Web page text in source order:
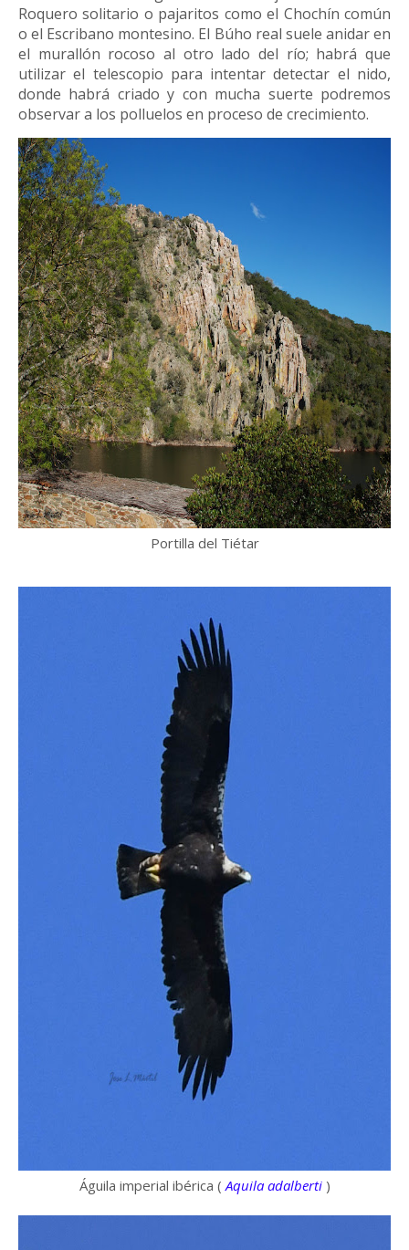
Roquero solitario o pajaritos como el Chochín común
o el Escribano montesino. El Búho real suele anidar en
el murallón rocoso al otro lado del río; habrá que
utilizar el telescopio para intentar detectar el nido,
donde habrá criado y con mucha suerte podremos
observar a los polluelos en proceso de crecimiento.
Portilla del Tiétar
Águila imperial ibérica (Aquila adalberti )